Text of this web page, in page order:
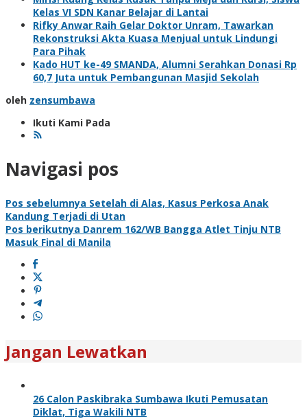
Kelas VI SDN Kanar Belajar di Lantai
Rifky Anwar Raih Gelar Doktor Unram, Tawarkan
Rekonstruksi Akta Kuasa Menjual untuk Lindungi
Para Pihak
Kado HUT ke-49 SMANDA, Alumni Serahkan Donasi Rp
60,7 Juta untuk Pembangunan Masjid Sekolah
oleh zensumbawa
Ikuti Kami Pada
Navigasi pos
Pos sebelumnya Setelah di Alas, Kasus Perkosa Anak
Kandung Terjadi di Utan
Pos berikutnya Danrem 162/WB Bangga Atlet Tinju NTB
Masuk Final di Manila
Jangan Lewatkan
26 Calon Paskibraka Sumbawa Ikuti Pemusatan
Diklat, Tiga Wakili NTB